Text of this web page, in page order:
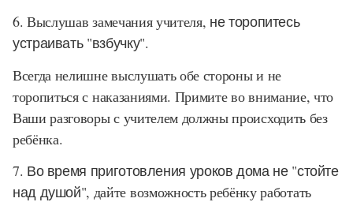
6. Выслушав замечания учителя, не торопитесь
устраивать "взбучку".
Всегда нелишне выслушать обе стороны и не
торопиться с наказаниями. Примите во внимание, что
Ваши разговоры с учителем должны происходить без
ребёнка.
7. Во время приготовления уроков дома не "стойте
над душой", дайте возможность ребёнку работать